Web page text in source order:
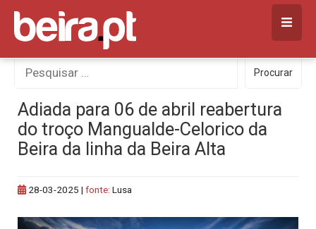
Skip
content
Procurar
por:
Procurar
Adiada para 06 de abril reabertura
do troço Mangualde-Celorico da
Beira da linha da Beira Alta
28-03-2025 | fonte: Lusa